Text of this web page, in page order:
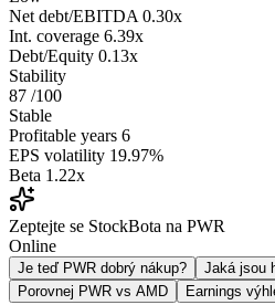
Net debt/EBITDA 0.30x
Int. coverage 6.39x
Debt/Equity 0.13x
Stability
87 /100
Stable
Profitable years 6
EPS volatility 19.97%
Beta 1.22x
Zeptejte se StockBota na PWR
Online
Je teď PWR dobrý nákup?
Jaká jsou
Porovnej PWR vs AMD
Earnings